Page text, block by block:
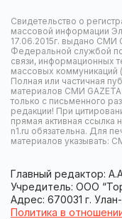
Свидетельство о
массовой информации
17.06.2015г. выдано СМИ
Федеральной службой
связи, информационных
массовых коммуникаций
Полная или частичная
материалов СМИ
только с письменного
редакции! При
прямая активная ссылка
n1.ru обязательна. Для
материалов указывать:
Главный редактор:
Учредитель: ООО
Адрес: 670031 г.
Политика в